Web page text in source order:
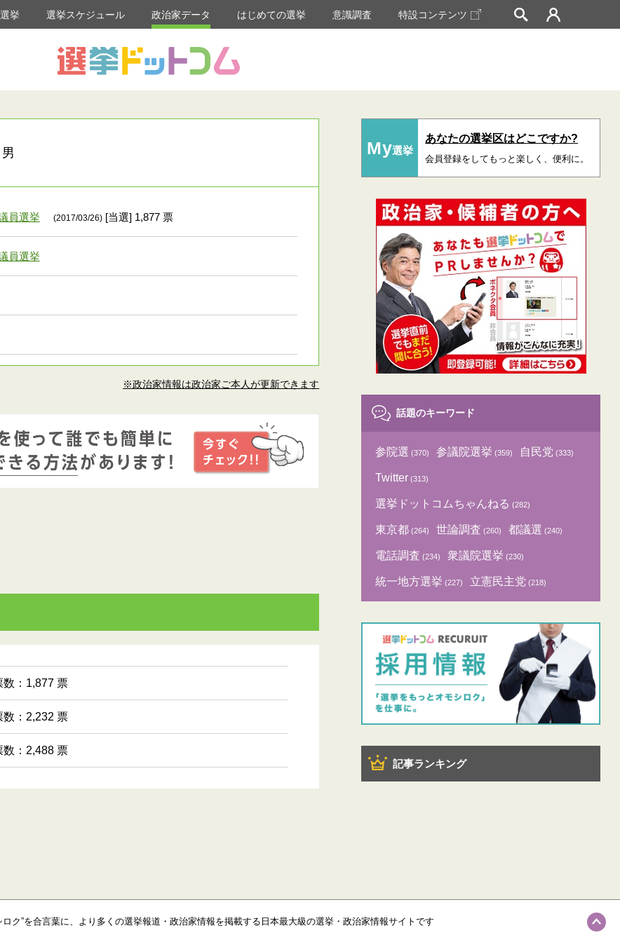
挙 選挙スケジュール 政治家データ はじめての選挙 意識調査 特設コンテンツ
員選挙 (2017/03/26)[当選] 1,877 票
員選挙
※政治家情報は政治家ご本人が更新できます
数：1,877 票
数：2,232 票
数：2,488 票
My選挙
あなたの選挙区はどこですか?
会員登録をしてもっと楽しく、便利に。
話題のキーワード
参院選 (370) 参議院選挙 (359) 自民党 (333)
Twitter (313)
選挙ドットコムちゃんねる (282)
東京都 (264) 世論調査 (260) 都議選 (240)
電話調査 (234) 衆議院選挙 (230)
統一地方選挙 (227) 立憲民主党 (218)
記事ランキング
ク”を合言葉に、より多くの選挙報道・政治家情報を掲載する日本最大級の選挙・政治家情報サイトです